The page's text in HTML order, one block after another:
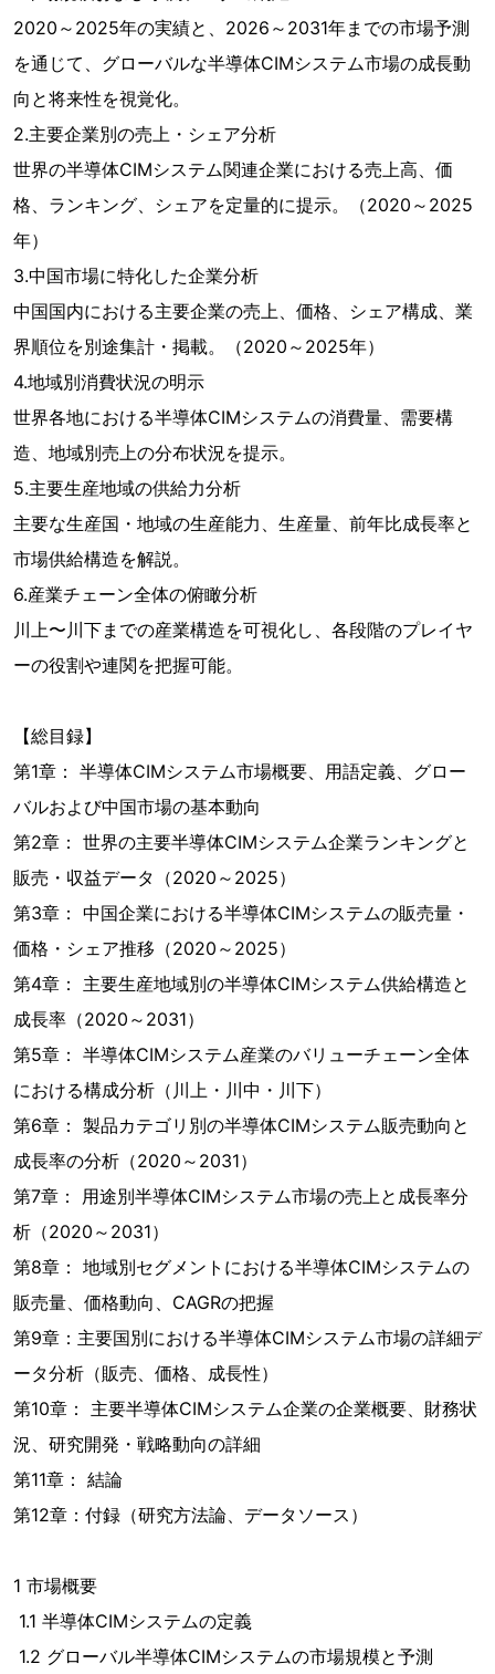
2020～2025年の実績と、2026～2031年までの市場予測
を通じて、グローバルな半導体CIMシステム市場の成長動
向と将来性を視覚化。
2.主要企業別の売上・シェア分析
世界の半導体CIMシステム関連企業における売上高、価
格、ランキング、シェアを定量的に提示。（2020～2025
年）
3.中国市場に特化した企業分析
中国国内における主要企業の売上、価格、シェア構成、業
界順位を別途集計・掲載。（2020～2025年）
4.地域別消費状況の明示
世界各地における半導体CIMシステムの消費量、需要構
造、地域別売上の分布状況を提示。
5.主要生産地域の供給力分析
主要な生産国・地域の生産能力、生産量、前年比成長率と
市場供給構造を解説。
6.産業チェーン全体の俯瞰分析
川上〜川下までの産業構造を可視化し、各段階のプレイヤ
ーの役割や連関を把握可能。
【総目録】
第1章： 半導体CIMシステム市場概要、用語定義、グロー
バルおよび中国市場の基本動向
第2章： 世界の主要半導体CIMシステム企業ランキングと
販売・収益データ（2020～2025）
第3章： 中国企業における半導体CIMシステムの販売量・
価格・シェア推移（2020～2025）
第4章： 主要生産地域別の半導体CIMシステム供給構造と
成長率（2020～2031）
第5章： 半導体CIMシステム産業のバリューチェーン全体
における構成分析（川上・川中・川下）
第6章： 製品カテゴリ別の半導体CIMシステム販売動向と
成長率の分析（2020～2031）
第7章： 用途別半導体CIMシステム市場の売上と成長率分
析（2020～2031）
第8章： 地域別セグメントにおける半導体CIMシステムの
販売量、価格動向、CAGRの把握
第9章：主要国別における半導体CIMシステム市場の詳細デ
ータ分析（販売、価格、成長性）
第10章： 主要半導体CIMシステム企業の企業概要、財務状
況、研究開発・戦略動向の詳細
第11章： 結論
第12章：付録（研究方法論、データソース）
1 市場概要
1.1 半導体CIMシステムの定義
1.2 グローバル半導体CIMシステムの市場規模と予測